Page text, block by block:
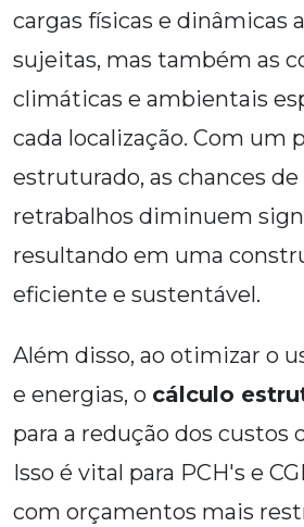
cargas físicas e dinâmicas
sujeitas, mas também as
climáticas e ambientais
cada localização. Com um
estruturado, as chances de
retrabalhos diminuem
resultando em uma
eficiente e sustentável.
Além disso, ao otimizar o
e energias, o cálculo
para a redução dos custos
Isso é vital para PCH's e
com orçamentos mais